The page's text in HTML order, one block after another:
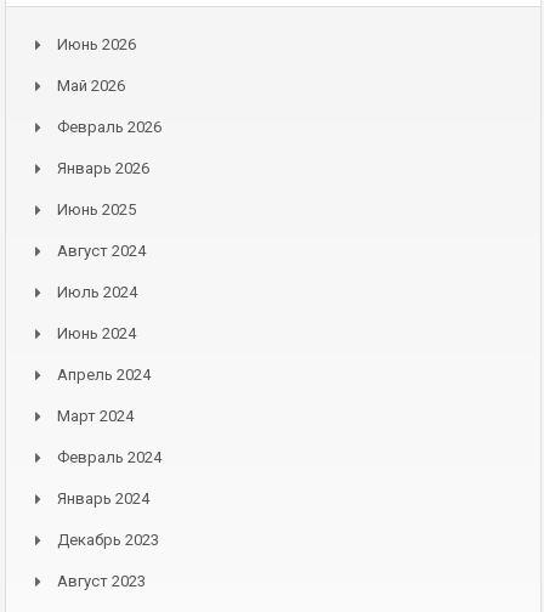
Июнь 2026
Май 2026
Февраль 2026
Январь 2026
Июнь 2025
Август 2024
Июль 2024
Июнь 2024
Апрель 2024
Март 2024
Февраль 2024
Январь 2024
Декабрь 2023
Август 2023